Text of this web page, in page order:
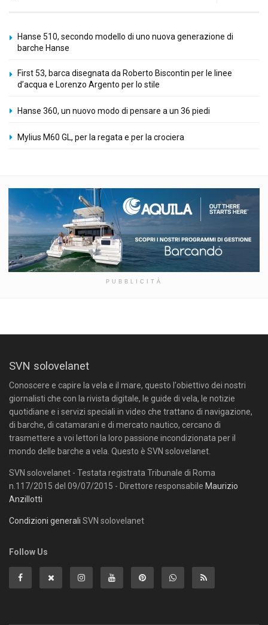
Hanse 510, secondo modello di uno nuova generazione di
barche Hanse
First 53, barca disegnata da Roberto Biscontin per le linee
d’acqua e Lorenzo Argento per lo stile
Hanse 360, un nuovo modo di pensare a un 36 piedi
Mylius M60 GL, per la regata e per la crociera
PUBBLICITÀ
SVN solovelanet
Conoscere e capire la vela e il mare, questo l'obiettivo dei nostri
giornalisti che con la rivista digitale, le guide di vela, le notizie
quotidiane e i servizi speciali in video che trattano di navigazione,
di barche, di catamarani e di mercato nautico, cercano di
trasmettere a voi lettori la loro passione incondizionata per il
mondo delle barche a vela. Questo è SVN solovelanet.
SVN solovelanet - Testata registrata Tribunale di Roma
n.117/2015 del 09/07/2015 - Direttore responsabile Maurizio
Anzillotti
Condizioni generali SVN solovelanet
Follow Us